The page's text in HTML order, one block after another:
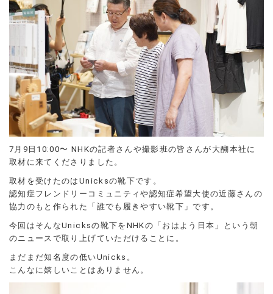
7月9日10:00〜 NHKの記者さんや撮影班の皆さんが大醐本社に
取材に来てくださりました。
取材を受けたのはUnicksの靴下です。
認知症フレンドリーコミュニティや認知症希望大使の近藤さんの
協力のもと作られた「誰でも履きやすい靴下」です。
今回はそんなUnicksの靴下をNHKの「おはよう日本」という朝
のニュースで取り上げていただけることに。
まだまだ知名度の低いUnicks。
こんなに嬉しいことはありません。